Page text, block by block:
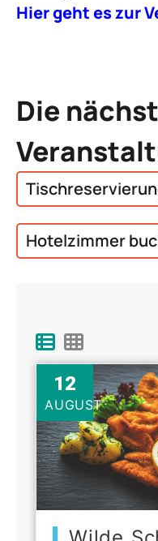
Hier geht es zur
Die
Hotelzimmer